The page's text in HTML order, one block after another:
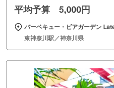
平均予算 5,000円
バーベキュー・ビアガーデン
東神奈川駅／神奈川県